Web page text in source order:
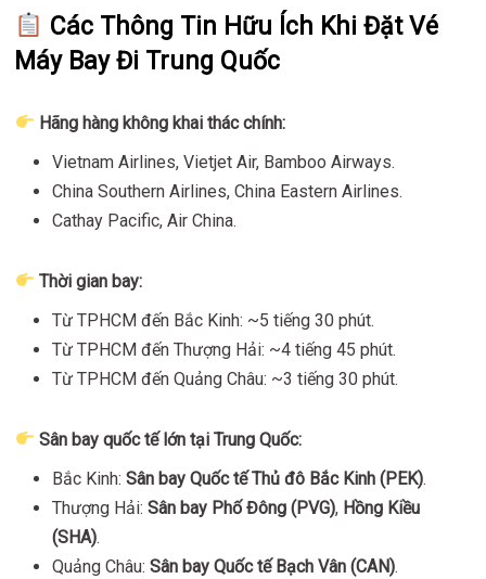
Các Thông Tin Hữu Ích Khi Đặt Vé
Máy Bay Đi Trung Quốc
Hãng hàng không khai thác chính:
Vietnam Airlines, Vietjet Air, Bamboo Airways.
China Southern Airlines, China Eastern Airlines.
Cathay Pacific, Air China.
Thời gian bay:
Từ TPHCM đến Bắc Kinh: ~5 tiếng 30 phút.
Từ TPHCM đến Thượng Hải: ~4 tiếng 45 phút.
Từ TPHCM đến Quảng Châu: ~3 tiếng 30 phút.
Sân bay quốc tế lớn tại Trung Quốc:
Bắc Kinh:Sân bay Quốc tế Thủ đô Bắc Kinh (PEK).
Thượng Hải:Sân bay Phố Đông (PVG), Hồng Kiều
(SHA).
Quảng Châu:Sân bay Quốc tế Bạch Vân (CAN).